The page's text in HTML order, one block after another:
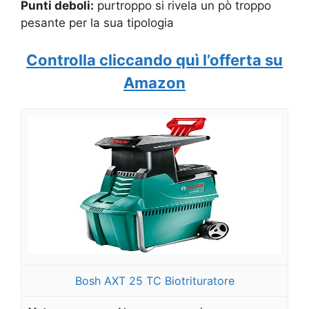
Punti deboli: purtroppo si rivela un pò troppo
pesante per la sua tipologia
Controlla cliccando quì l’offerta su
Amazon
Bosh AXT 25 TC Biotrituratore